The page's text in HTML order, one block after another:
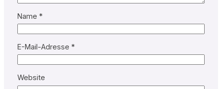
Name *
E-Mail-Adresse *
Website